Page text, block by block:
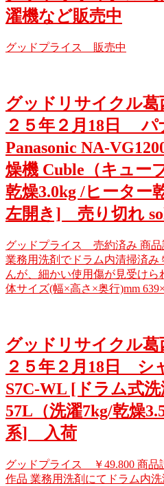
濯機など販売中
グッドプライス 販売中
グッドリサイクル
２５年２月18日 パ
Panasonic NA-
燥機 Cuble（キュー
乾燥3.0kg /ヒーター
左開き] 売り切れ
グッドプライス 売約済み 商品
業務用洗剤でドラム内清掃済
んが、細かい使用傷が見受けら
体サイズ(幅×高さ×奥行)mm
グッドリサイクル
２５年２月18日 シ
S7C-WL [ドラム式
57L（洗濯7kg/乾燥
系] 入荷
グッドプライス ￥49.800 商品
作品 業務用洗剤にてドラム内